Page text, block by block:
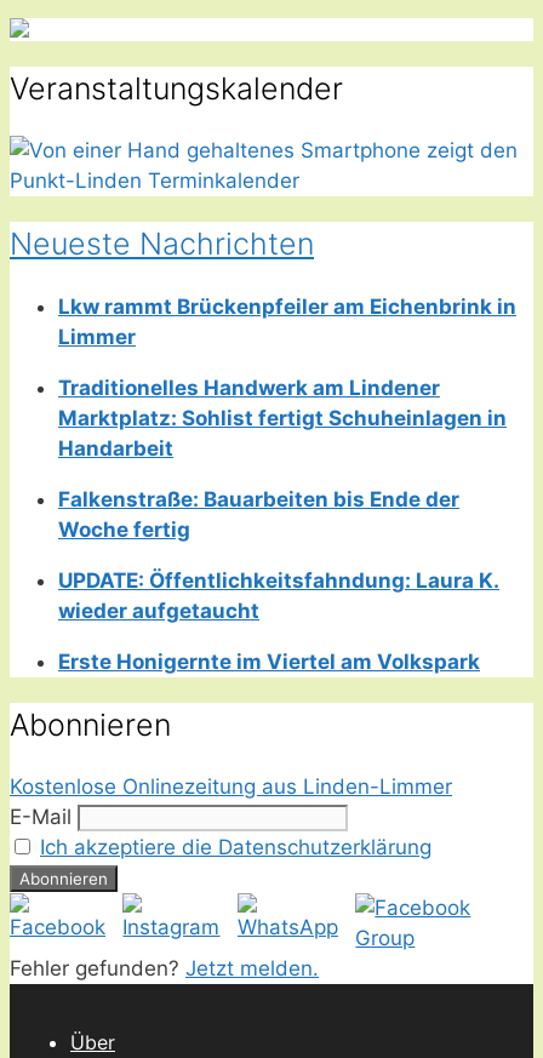
Veranstaltungskalender
Neueste Nachrichten
Lkw rammt Brückenpfeiler am Eichenbrink in
Limmer
Traditionelles Handwerk am Lindener
Marktplatz: Sohlist fertigt Schuheinlagen in
Handarbeit
Falkenstraße: Bauarbeiten bis Ende der
Woche fertig
UPDATE: Öffentlichkeitsfahndung: Laura K.
wieder aufgetaucht
Erste Honigernte im Viertel am Volkspark
Abonnieren
Kostenlose Onlinezeitung aus Linden-Limmer
E-Mail
Ich akzeptiere die Datenschutzerklärung
Fehler gefunden? Jetzt melden.
Über